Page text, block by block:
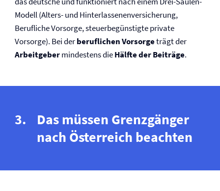
Modell (Alters- und Hinterlassenen­versicherung,
Berufliche Vorsorge, steuerbegünstigte private
Vorsorge). Bei derberuflichen Vorsorgeträgt der
Arbeitgebermindestens dieHälfte der Beiträge.
Das müssen Grenzgänger
nach Österreich beachten